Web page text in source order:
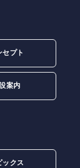
セプト
案内
ックス